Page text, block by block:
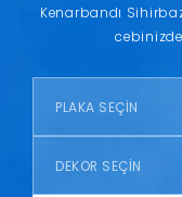
Kenarbandı
PLAKA SEÇİN
DEKOR SEÇİN